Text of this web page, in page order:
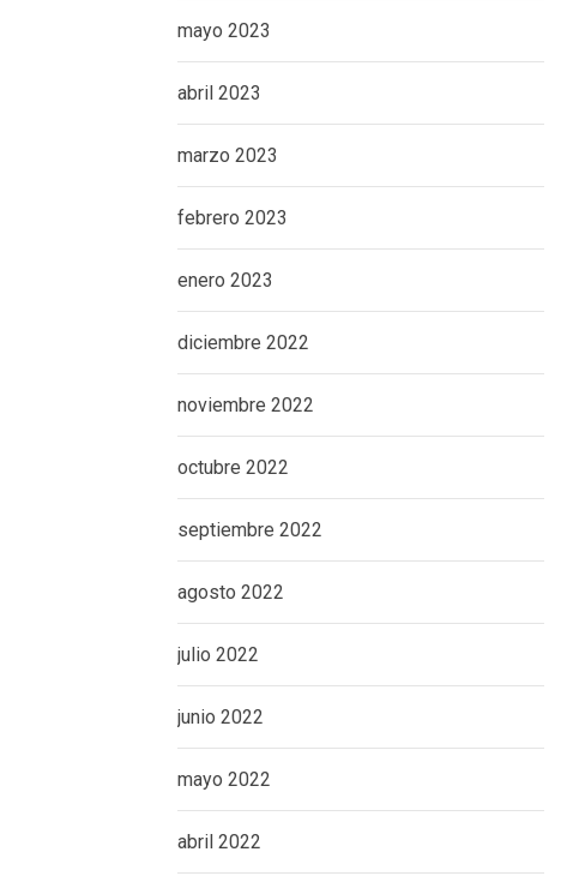
mayo 2023
abril 2023
marzo 2023
febrero 2023
enero 2023
diciembre 2022
noviembre 2022
octubre 2022
septiembre 2022
agosto 2022
julio 2022
junio 2022
mayo 2022
abril 2022